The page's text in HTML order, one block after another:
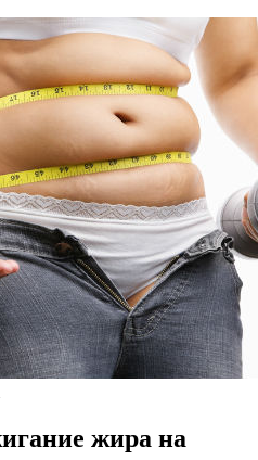
жира на